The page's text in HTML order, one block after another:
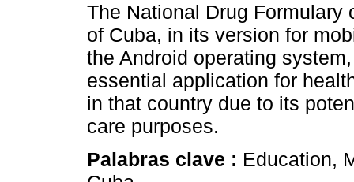
The National Drug Formulary
of Cuba, in its version for
the Android operating
essential application for
in that country due to its
care purposes.
Palabras clave : Education,